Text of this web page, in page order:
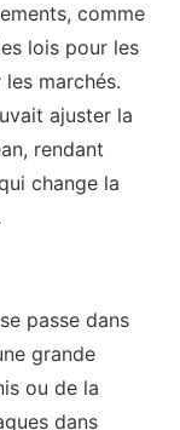
comme
lois pour les
marchés.
ajuster la
rendant
change la
passe dans
grande
ou de la
dans